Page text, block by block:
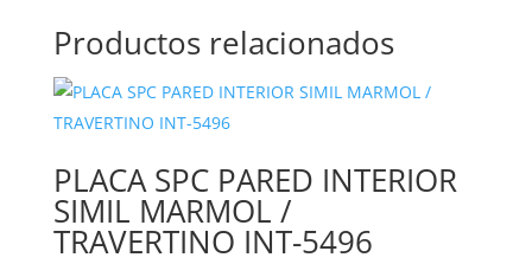
Productos relacionados
PLACA SPC PARED INTERIOR
SIMIL MARMOL /
TRAVERTINO INT-5496